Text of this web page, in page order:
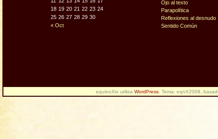
« Oct
18 19 20 21 22 23 24
25 26 27 28 29 30
Ojo al texto
Parapolítica
Reflexiones al desnudo
Sentido Común
equinoXio utiliza WordPress. Tema: eqnX2008,